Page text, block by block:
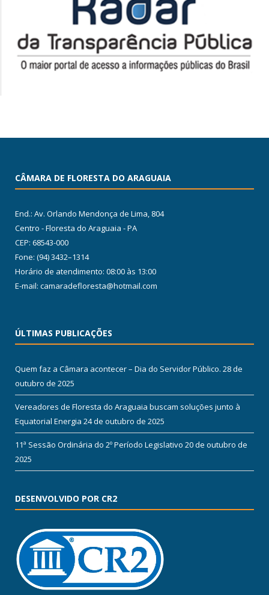
CÂMARA DE FLORESTA DO ARAGUAIA
End.: Av. Orlando Mendonça de Lima, 804
Centro - Floresta do Araguaia - PA
CEP: 68543-000
Fone: (94) 3432–1314
Horário de atendimento: 08:00 às 13:00
E-mail: camaradefloresta@hotmail.com
ÚLTIMAS PUBLICAÇÕES
Quem faz a Câmara acontecer – Dia do Servidor Público. 28 de
outubro de 2025
Vereadores de Floresta do Araguaia buscam soluções junto à
Equatorial Energia 24 de outubro de 2025
11ª Sessão Ordinária do 2º Período Legislativo 20 de outubro de
2025
DESENVOLVIDO POR CR2